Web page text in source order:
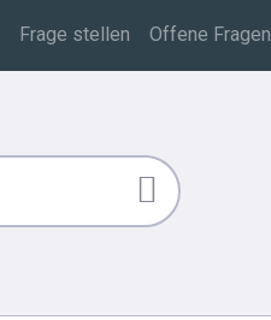
Frage stellen Offene Fragen